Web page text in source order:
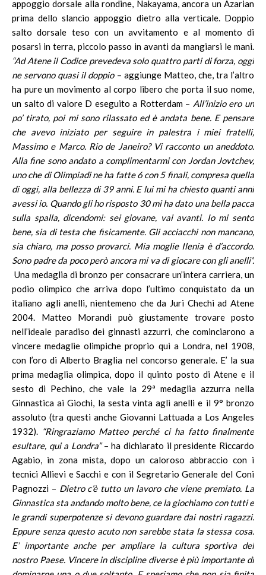
appoggio dorsale alla rondine, Nakayama, ancora un Azarian
prima dello slancio appoggio dietro alla verticale. Doppio
salto dorsale teso con un avvitamento e al momento di
posarsi in terra, piccolo passo in avanti da mangiarsi le mani.
“Ad Atene il Codice prevedeva solo quattro parti di forza, oggi
ne servono quasi il doppio– aggiunge Matteo, che, tra l’altro
ha pure un movimento al corpo libero che porta il suo nome,
un salto di valore D eseguito a Rotterdam – All’inizio ero un
po’ tirato, poi mi sono rilassato ed è andata bene. E pensare
che avevo iniziato per seguire in palestra i miei fratelli,
Massimo e Marco. Rio de Janeiro? Vi racconto un aneddoto.
Alla fine sono andato a complimentarmi con Jordan Jovtchev,
uno che di Olimpiadi ne ha fatte 6 con 5 finali, compresa quella
di oggi, alla bellezza di 39 anni. E lui mi ha chiesto quanti anni
avessi io. Quando gli ho risposto 30 mi ha dato una bella pacca
sulla spalla, dicendomi: sei giovane, vai avanti. Io mi sento
bene, sia di testa che fisicamente. Gli acciacchi non mancano,
sia chiaro, ma posso provarci. Mia moglie Ilenia è d’accordo.
Sono padre da poco però ancora mi va di giocare con gli anelli”.
Una medaglia di bronzo per consacrare un’intera carriera, un
podio olimpico che arriva dopo l’ultimo conquistato da un
italiano agli anelli, nientemeno che da Juri Chechi ad Atene
2004. Matteo Morandi può giustamente trovare posto
nell’ideale paradiso dei ginnasti azzurri, che cominciarono a
vincere medaglie olimpiche proprio qui a Londra, nel 1908,
con l’oro di Alberto Braglia nel concorso generale. E’ la sua
prima medaglia olimpica, dopo il quinto posto di Atene e il
sesto di Pechino, che vale la 29ª medaglia azzurra nella
Ginnastica ai Giochi, la sesta vinta agli anelli e il 9° bronzo
assoluto (tra questi anche Giovanni Lattuada a Los Angeles
1932). “Ringraziamo Matteo perché ci ha fatto finalmente
esultare, qui a Londra”– ha dichiarato il presidente Riccardo
Agabio, in zona mista, dopo un caloroso abbraccio con i
tecnici Allievi e Sacchi e con il Segretario Generale del Coni
Pagnozzi – Dietro c’è tutto un lavoro che viene premiato. La
Ginnastica sta andando molto bene, ce la giochiamo con tutti e
le grandi superpotenze si devono guardare dai nostri ragazzi.
Eppure senza questo acuto non sarebbe stata la stessa cosa.
E’ importante anche per ampliare la cultura sportiva del
nostro Paese. Vincere in discipline diverse è più importante di